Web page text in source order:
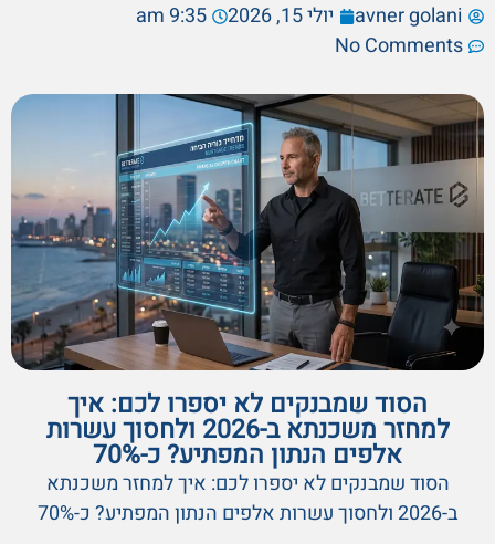
avner golani יולי 15, 2026
9:35 am
No Comments
הסוד שמבנקים לא יספרו לכם: איך
למחזר משכנתא ב-2026 ולחסוך עשרות
אלפים הנתון המפתיע? כ-70%
הסוד שמבנקים לא יספרו לכם: איך למחזר משכנתא
ב-2026 ולחסוך עשרות אלפים הנתון המפתיע? כ-70%